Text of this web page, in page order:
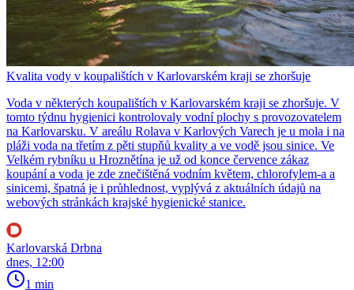
Kvalita vody v koupalištích v Karlovarském kraji se zhoršuje
Voda v některých koupalištích v Karlovarském kraji se zhoršuje. V
tomto týdnu hygienici kontrolovaly vodní plochy s provozovatelem
na Karlovarsku. V areálu Rolava v Karlových Varech je u mola i na
pláži voda na třetím z pěti stupňů kvality a ve vodě jsou sinice. Ve
Velkém rybníku u Hroznětína je už od konce července zákaz
koupání a voda je zde znečištěná vodním květem, chlorofylem-a a
sinicemi, špatná je i průhlednost, vyplývá z aktuálních údajů na
webových stránkách krajské hygienické stanice.
Karlovarská Drbna
dnes, 12:00
1 min